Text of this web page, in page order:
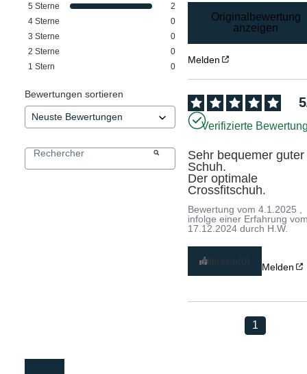
5 Sterne
2
4 Sterne
0
3 Sterne
0
2 Sterne
0
1 Stern 0
Bewertungen sortieren
Originalbewertung
anzeigen
Melden
5
Verifizierte
Sehr bequemer guter
Schuh.
Der optimale
Crossfitschuh.
Bewertung vom4.1.2025
infolge einer Erfahrung
17.12.2024 durch H.W.
Hilfreich(0) Melden
1